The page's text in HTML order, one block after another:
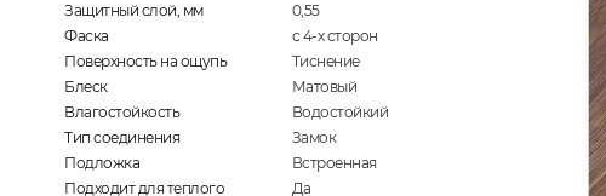
Защитный слой, мм
0,55
Фаска
с 4-х сторон
Поверхность на ощупь
Тиснение
Блеск
Матовый
Влагостойкость
Водостойкий
Тип соединения
Замок
Подложка
Встроенная
Подходит для теплого
Да